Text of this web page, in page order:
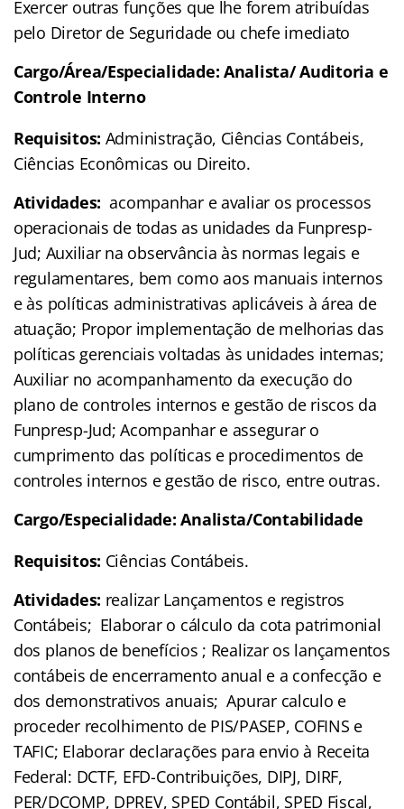
Exercer outras funções que lhe forem atribuídas
pelo Diretor de Seguridade ou chefe imediato
Cargo/Área/Especialidade: Analista/ Auditoria e
Controle Interno
Requisitos: Administração, Ciências Contábeis,
Ciências Econômicas ou Direito.
Atividades: acompanhar e avaliar os processos
operacionais de todas as unidades da Funpresp-
Jud; Auxiliar na observância às normas legais e
regulamentares, bem como aos manuais internos
e às políticas administrativas aplicáveis à área de
atuação; Propor implementação de melhorias das
políticas gerenciais voltadas às unidades internas;
Auxiliar no acompanhamento da execução do
plano de controles internos e gestão de riscos da
Funpresp-Jud; Acompanhar e assegurar o
cumprimento das políticas e procedimentos de
controles internos e gestão de risco, entre outras.
Cargo/Especialidade: Analista/Contabilidade
Requisitos: Ciências Contábeis.
Atividades: realizar Lançamentos e registros
Contábeis; Elaborar o cálculo da cota patrimonial
dos planos de benefícios ; Realizar os lançamentos
contábeis de encerramento anual e a confecção e
dos demonstrativos anuais; Apurar calculo e
proceder recolhimento de PIS/PASEP, COFINS e
TAFIC; Elaborar declarações para envio à Receita
Federal: DCTF, EFD-Contribuições, DIPJ, DIRF,
PER/DCOMP, DPREV, SPED Contábil, SPED Fiscal,